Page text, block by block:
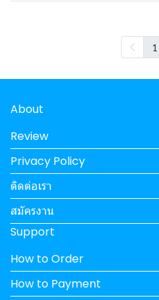
1
About
Review
Privacy Policy
ติดต่อเรา
สมัครงาน
Support
How to Order
How to Payment